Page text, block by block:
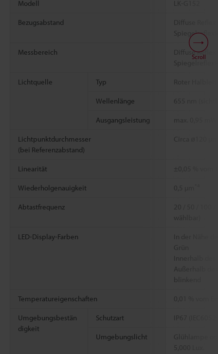
Modell
Bezugsabstand
Diffuse
Messbereich
Diffuse
Lichtquelle Typ Roter
Wellenlänge 655 nm
Ausgangsleistung max. 0,95 mW
Lichtpunktdurchmesser
(bei Referenzabstand)
Circa ø120 µm
Linearität ±0,05 % vom
Wiederholgenauigkeit 0,5 µm
Abtastfrequenz
20 / 50 / 100
wählbar)
LED-Display-Farben
Grün
Außerhalb
blinkend
Temperatureigenschaften 0,01 % vom
Umgebungsbestän
digkeit
Schutzart IP67
Umgebungslicht
Glühlampe
5,000 Lux.
Scroll